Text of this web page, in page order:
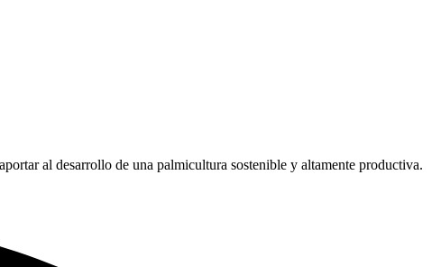
al desarrollo de una palmicultura sostenible y altamente productiva.